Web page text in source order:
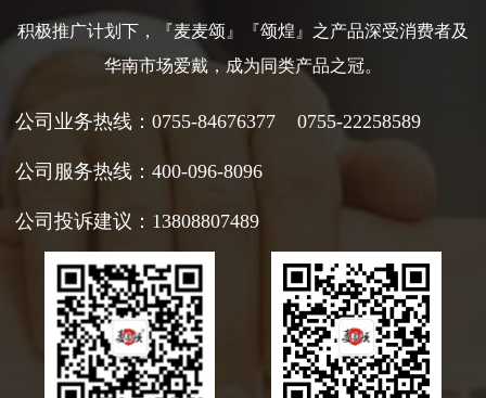
积极推广计划下，『麦麦颂』『颂煌』之产品深受消费者及
华南市场爱戴，成为同类产品之冠。
公司 业务热线：0755-84676377 0755-22258589
公司服务热线：400-096-8096
公司投诉建议：13808807489